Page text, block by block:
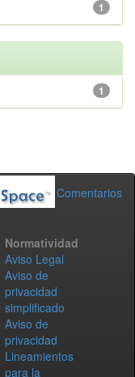
1
1
Comentarios
Normatividad
Aviso Legal
Aviso de
privacidad
simplificado
Aviso de
privacidad
Lineamientos
para la